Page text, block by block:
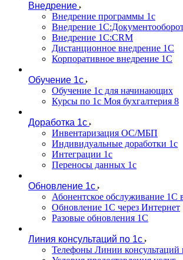
Внедрение
Внедрение программы 1с
Внедрение
Внедрение 1С:CRM
Дистанционное внедрение 1С
Корпоративное внедрение 1С
Обучение 1с
Обучение 1с для начинающих
Курсы по 1с Моя бухгалтерия 8
Доработка 1с
Инвентаризация ОС/МБП
Индивидуальные доработки 1с
Интеграции 1с
Переносы данных 1с
Обновление 1с
Абонентское обслуживание 1С
Обновление 1С через Интернет
Разовые обновления 1С
Линия консультаций по 1с
Телефоны Линии консультаций